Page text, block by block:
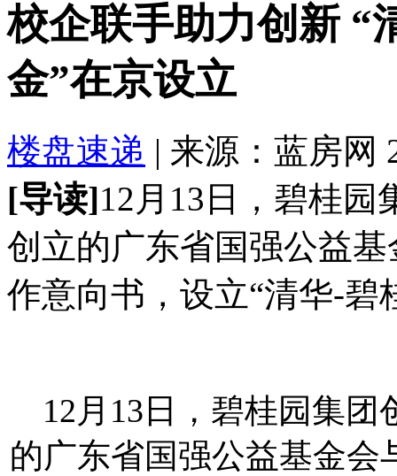
校企联手助力创新 “
金”在京设立
楼盘速递 | 来源：蓝房网
[导读]12月13日，碧桂园
创立的广东省国强公益
作意向书，设立“清华-碧
12月13日，碧桂园集
的广东省国强公益基金会